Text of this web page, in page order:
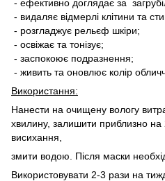
- ефективно доглядає за
- видаляє відмерлі клітини та
- розгладжує рельєф шкіри;
- освіжає та тонізує;
- заспокоює подразнення;
- живить та оновлює колір
Використання:
Нанести на очищену вологу
хвилину, залишити приблизно
висихання,
змити водою. Після маски
Використовувати 2-3 рази на